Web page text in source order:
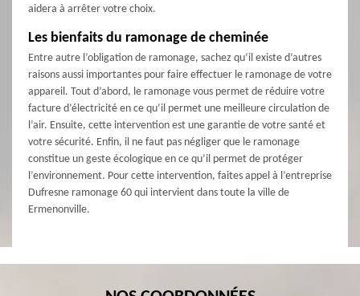
aidera à arrêter votre choix.
Les bienfaits du ramonage de cheminée
Entre autre l’obligation de ramonage, sachez qu’il existe d’autres
raisons aussi importantes pour faire effectuer le ramonage de votre
appareil. Tout d’abord, le ramonage vous permet de réduire votre
facture d’électricité en ce qu’il permet une meilleure circulation de
l’air. Ensuite, cette intervention est une garantie de votre santé et
votre sécurité. Enfin, il ne faut pas négliger que le ramonage
constitue un geste écologique en ce qu’il permet de protéger
l’environnement. Pour cette intervention, faites appel à l’entreprise
Dufresne ramonage 60 qui intervient dans toute la ville de
Ermenonville.